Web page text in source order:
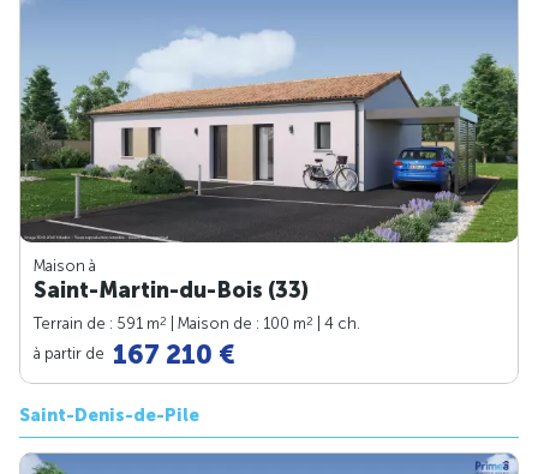
Maison à
Saint-Martin-du-Bois (33)
Terrain de : 591 m2 | Maison de : 100 m2
| 4 ch.
à partir de 167 210 €
Saint-Denis-de-Pile